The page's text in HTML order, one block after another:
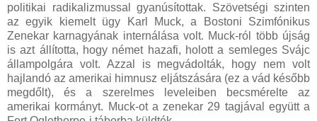
politikai radikalizmussal gyanúsítottak. Szövetségi szinten
az egyik kiemelt ügy Karl Muck, a Bostoni Szimfónikus
Zenekar karnagyának internálása volt. Muck-ról több újság
is azt állította, hogy német hazafi, holott a semleges Svájc
állampolgára volt. Azzal is megvádolták, hogy nem volt
hajlandó az amerikai himnusz eljátszására (ez a vád később
megdőlt), és a szerelmes leveleiben becsmérelte az
amerikai kormányt. Muck-ot a zenekar 29 tagjával együtt a